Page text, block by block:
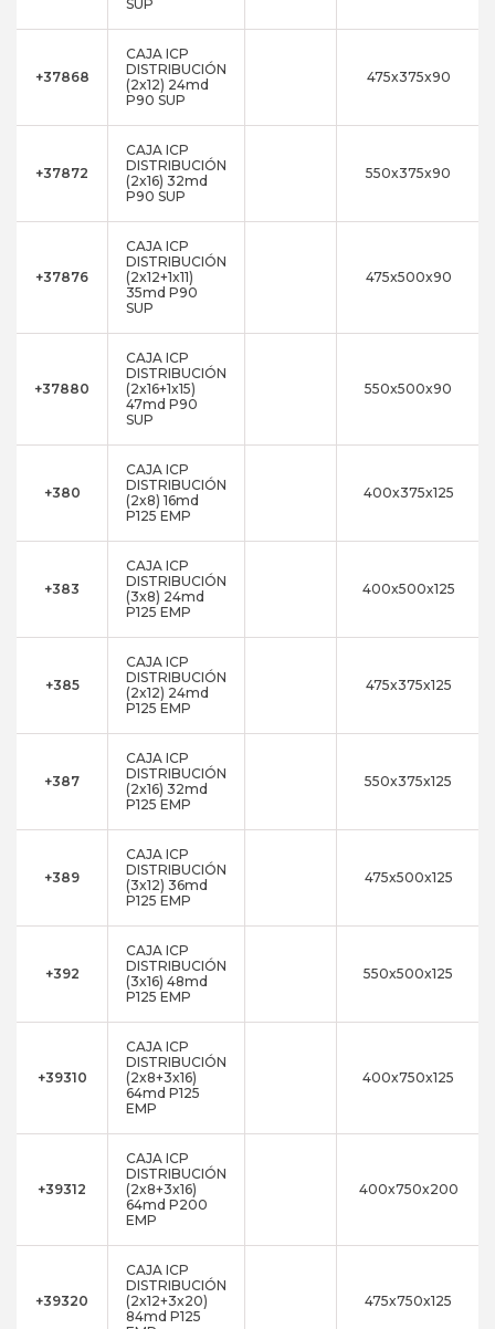
SUP
+37868
CAJA ICP
DISTRIBUCIÓN
(2x12) 24md
P90 SUP
475x375x90
+37872
CAJA ICP
DISTRIBUCIÓN
(2x16) 32md
P90 SUP
550x375x90
+37876
CAJA ICP
DISTRIBUCIÓN
(2x12+1x11)
35md P90
SUP
475x500x90
+37880
CAJA ICP
DISTRIBUCIÓN
(2x16+1x15)
47md P90
SUP
550x500x90
+380
CAJA ICP
DISTRIBUCIÓN
(2x8) 16md
P125 EMP
400x375x125
+383
CAJA ICP
DISTRIBUCIÓN
(3x8) 24md
P125 EMP
400x500x125
+385
CAJA ICP
DISTRIBUCIÓN
(2x12) 24md
P125 EMP
475x375x125
+387
CAJA ICP
DISTRIBUCIÓN
(2x16) 32md
P125 EMP
550x375x125
+389
CAJA ICP
DISTRIBUCIÓN
(3x12) 36md
P125 EMP
475x500x125
+392
CAJA ICP
DISTRIBUCIÓN
(3x16) 48md
P125 EMP
550x500x125
+39310
CAJA ICP
DISTRIBUCIÓN
(2x8+3x16)
64md P125
EMP
400x750x125
+39312
CAJA ICP
DISTRIBUCIÓN
(2x8+3x16)
64md P200
EMP
400x750x200
+39320
CAJA ICP
DISTRIBUCIÓN
(2x12+3x20)
84md P125
475x750x125